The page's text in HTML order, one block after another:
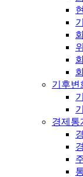
기후변
경제통